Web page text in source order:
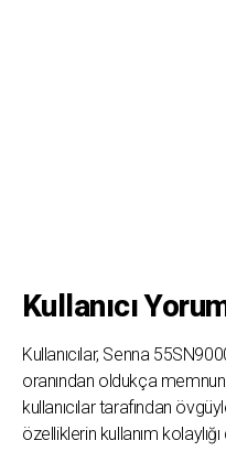
Kullanıcı
Kullanıcılar, Senna
oranından oldukça
kullanıcılar tarafından
özelliklerin kullanım